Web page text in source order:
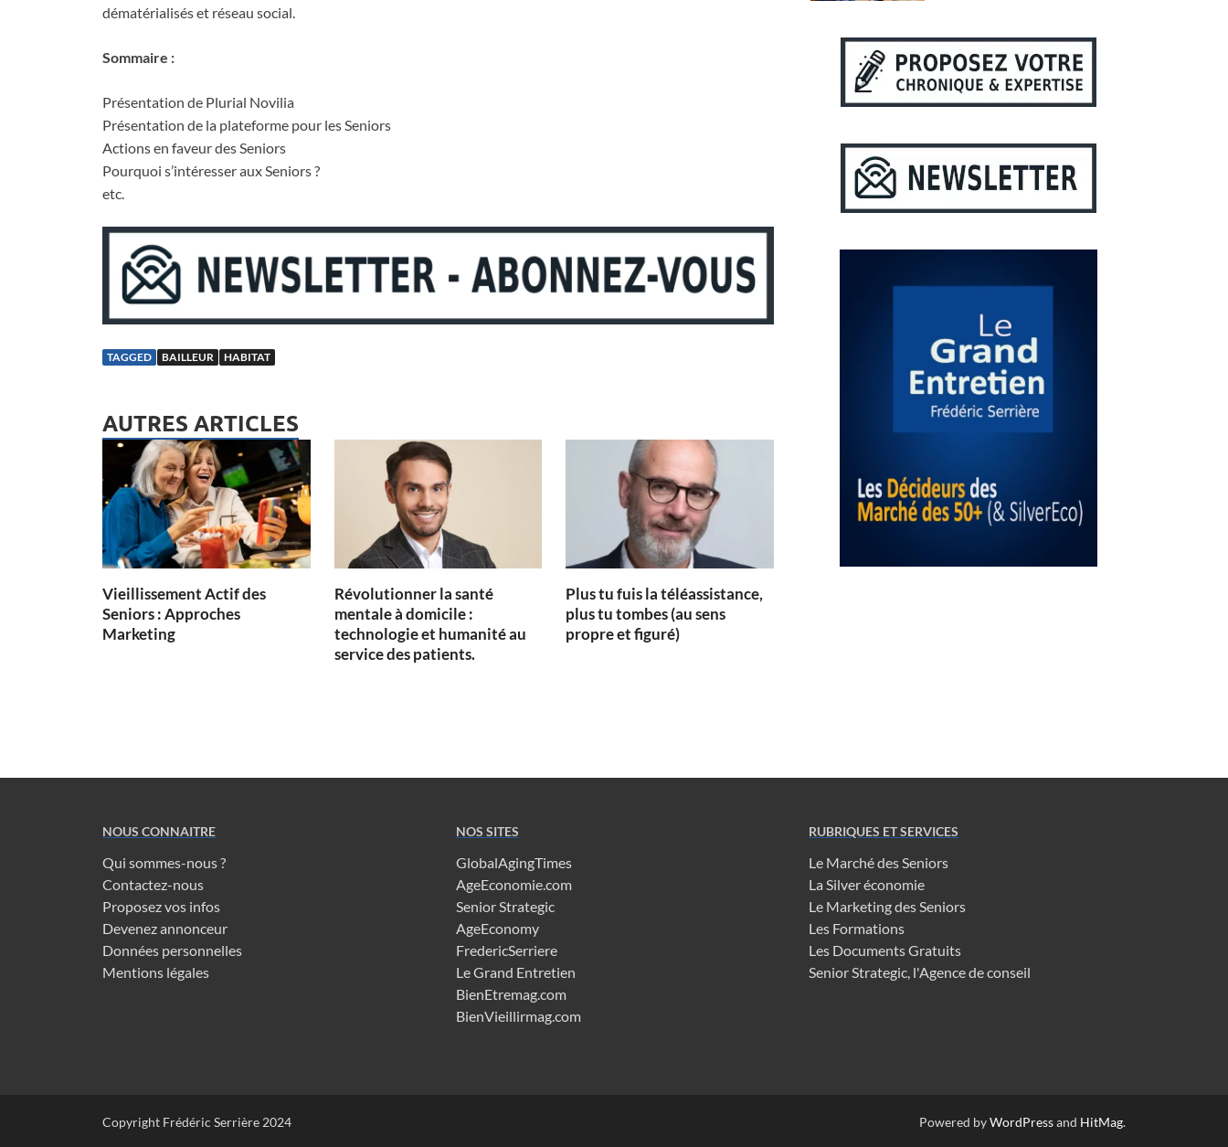
dématérialisés et réseau social.
Sommaire :
Présentation de Plurial Novilia
Présentation de la plateforme pour les Seniors
Actions en faveur des Seniors
Pourquoi s’intéresser aux Seniors ?
etc.
TAGGED BAILLEUR HABITAT
AUTRES ARTICLES
Vieillissement Actif des
Seniors : Approches
Marketing
Révolutionner la santé
mentale à domicile :
technologie et humanité au
service des patients.
Plus tu fuis la téléassistance,
plus tu tombes (au sens
propre et figuré)
NOUS CONNAITRE
Qui sommes-nous ?
Contactez-nous
Proposez vos infos
Devenez annonceur
Données personnelles
Mentions légales
NOS SITES
GlobalAgingTimes
AgeEconomie.com
Senior Strategic
AgeEconomy
FredericSerriere
Le Grand Entretien
BienEtremag.com
BienVieillirmag.com
RUBRIQUES ET SERVICES
Le Marché des Seniors
La Silver économie
Le Marketing des Seniors
Les Formations
Les Documents Gratuits
Senior Strategic, l'Agence de conseil
Copyright Frédéric Serrière 2024 Powered byWordPressand HitMag.